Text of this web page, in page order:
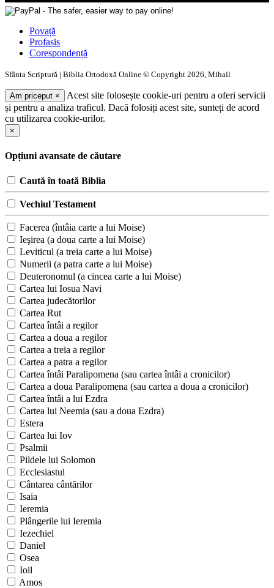
Povață
Profasis
Corespondență
Sfânta Scriptură | Biblia Ortodoxă Online © Copyright 2026, Mihail
Am priceput ×
Acest site folosește cookie-uri pentru a oferi servicii
și pentru a analiza traficul. Dacă folosiți acest site, sunteți de acord
cu utilizarea cookie-urilor.
×
Opțiuni avansate de căutare
Caută în toată Biblia
Vechiul Testament
Facerea (întâia carte a lui Moise)
Ieşirea (a doua carte a lui Moise)
Leviticul (a treia carte a lui Moise)
Numerii (a patra carte a lui Moise)
Deuteronomul (a cincea carte a lui Moise)
Cartea lui Iosua Navi
Cartea judecătorilor
Cartea Rut
Cartea întâi a regilor
Cartea a doua a regilor
Cartea a treia a regilor
Cartea a patra a regilor
Cartea întâi Paralipomena (sau cartea întâi a cronicilor)
Cartea a doua Paralipomena (sau cartea a doua a cronicilor)
Cartea întâi a lui Ezdra
Cartea lui Neemia (sau a doua Ezdra)
Estera
Cartea lui Iov
Psalmii
Pildele lui Solomon
Ecclesiastul
Cântarea cântărilor
Isaia
Ieremia
Plângerile lui Ieremia
Iezechiel
Daniel
Osea
Ioil
Amos